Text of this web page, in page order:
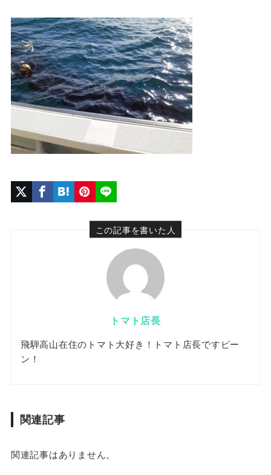
この記事を書いた人
トマト店長
飛騨高山在住のトマト大好き！トマト店長ですピー
ン！
関連記事
関連記事はありません。